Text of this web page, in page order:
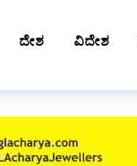
ದೇಶ ವಿದೇಶ